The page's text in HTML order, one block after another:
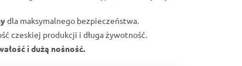
dla maksymalnego bezpieczeństwa.
czeskiej produkcji i długa żywotność.
i dużą nośność.